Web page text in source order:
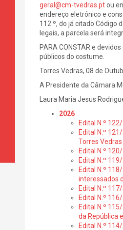
geral@cm-tvedras.ptou
endereço eletrónico e
112.º, do já citado
legais, a parcela será
PARA CONSTAR e
públicos do costume.
Torres Vedras, 08 de
A Presidente da Câmara
Laura Maria Jesus
2026
Edital N.º
Edital N.º
Torres
Edital N.º
Edital N.º
Edital N.º
interessados
Edital N.º
Edital N.º
Edital N.º
da República
Edital N.º